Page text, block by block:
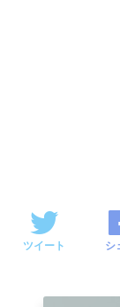
ツイート シ